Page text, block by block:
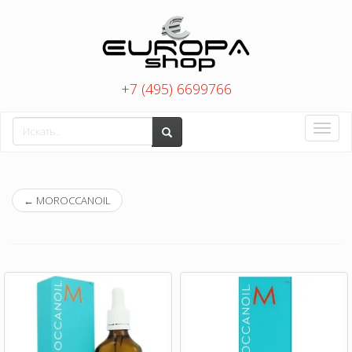
+7 (495) 6699766
Toggle
← MOROCCANOIL